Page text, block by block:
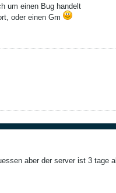
um einen Bug handelt
oder einen Gm
aber der server ist 3 tage